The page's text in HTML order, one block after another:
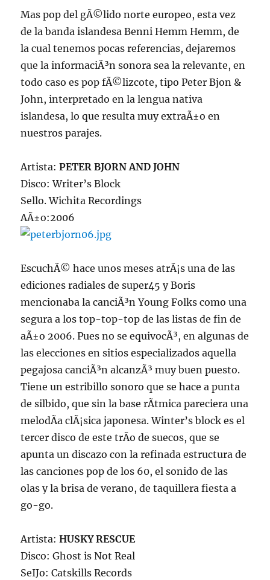
Mas pop del gÃ©lido norte europeo, esta vez
de la banda islandesa Benni Hemm Hemm, de
la cual tenemos pocas referencias, dejaremos
que la informaciÃ³n sonora sea la relevante, en
todo caso es pop fÃ©lizcote, tipo Peter Bjon &
John, interpretado en la lengua nativa
islandesa, lo que resulta muy extraÃ±o en
nuestros parajes.
Artista:PETER BJORN AND JOHN
Disco: Writer’s Block
Sello. Wichita Recordings
AÃ±o:2006
EscuchÃ© hace unos meses atrÃ¡s una de las
ediciones radiales de super45 y Boris
mencionaba la canciÃ³n Young Folks como una
segura a los top-top-top de las listas de fin de
aÃ±o 2006. Pues no se equivocÃ³, en algunas de
las elecciones en sitios especializados aquella
pegajosa canciÃ³n alcanzÃ³ muy buen puesto.
Tiene un estribillo sonoro que se hace a punta
de silbido, que sin la base rÃ­tmica pareciera una
melodÃ­a clÃ¡sica japonesa. Winter’s block es el
tercer disco de este trÃ­o de suecos, que se
apunta un discazo con la refinada estructura de
las canciones pop de los 60, el sonido de las
olas y la brisa de verano, de taquillera fiesta a
go-go.
Artista:HUSKY RESCUE
Disco: Ghost is Not Real
SeIJo: Catskills Records